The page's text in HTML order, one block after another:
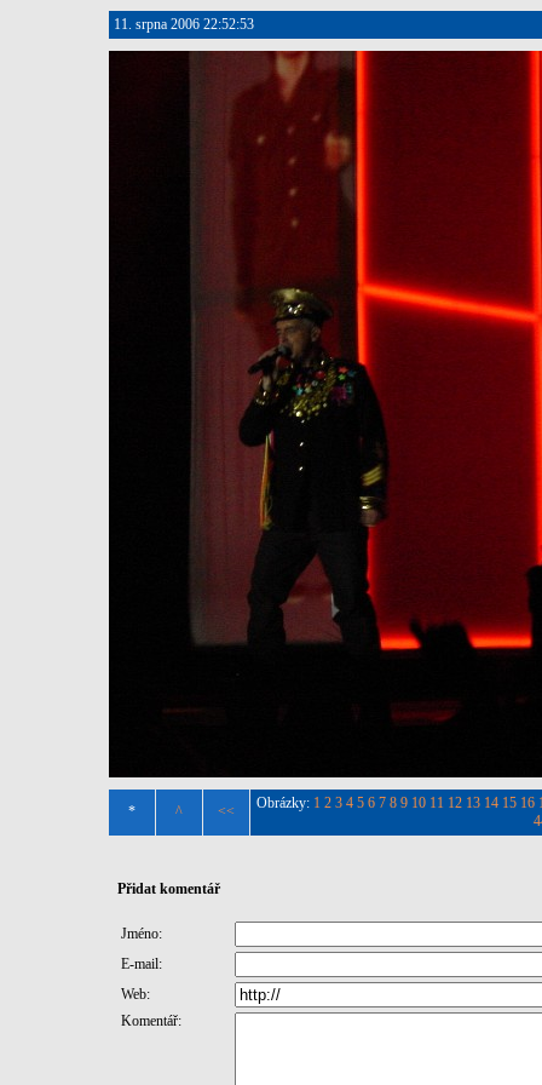
11. srpna 2006 22:52:53
* ^ << Obrázky: 1 2 3 4 5 6 7 8 9 10 11 12 13 14 15 16
Přidat komentář
Jméno:
E-mail:
Web:
Komentář: